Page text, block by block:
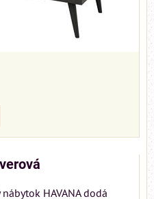
HAVANA dodá